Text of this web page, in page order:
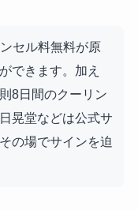
セル料無料が原
できます。加え
8日間のクーリン
晃堂などは公式サ
の場でサインを迫